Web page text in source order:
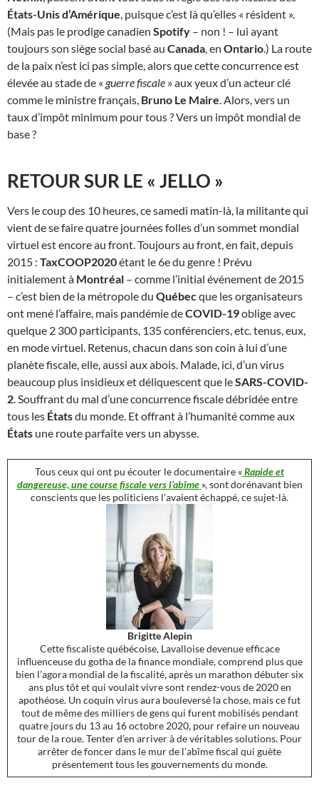
États-Unis d’Amérique, puisque c’est là qu’elles « résident ».
(Mais pas le prodige canadien Spotify – non ! – lui ayant
toujours son siège social basé au Canada, en Ontario.) La route
de la paix n’est ici pas simple, alors que cette concurrence est
élevée au stade de « guerre fiscale » aux yeux d’un acteur clé
comme le ministre français, Bruno Le Maire. Alors, vers un
taux d’impôt minimum pour tous ? Vers un impôt mondial de
base ?
RETOUR SUR LE « JELLO »
Vers le coup des 10 heures, ce samedi matin-là, la militante qui
vient de se faire quatre journées folles d’un sommet mondial
virtuel est encore au front. Toujours au front, en fait, depuis
2015 : TaxCOOP2020étant le 6e du genre ! Prévu
initialement à Montréal – comme l’initial événement de 2015
– c’est bien de la métropole du Québecque les organisateurs
ont mené l’affaire, mais pandémie deCOVID-19oblige avec
quelque 2 300 participants, 135 conférenciers, etc. tenus, eux,
en mode virtuel. Retenus, chacun dans son coin à lui d’une
planète fiscale, elle, aussi aux abois. Malade, ici, d’un virus
beaucoup plus insidieux et déliquescent que leSARS-COVID-
2. Souffrant du mal d’une concurrence fiscale débridée entre
tous les Étatsdu monde. Et offrant à l’humanité comme aux
États une route parfaite vers un abysse.
Tous ceux qui ont pu écouter le documentaire «Rapide et
dangereuse, une course fiscale vers l’abîme », sont dorénavant bien
conscients que les politiciens l’avaient échappé, ce sujet-là.
Brigitte Alepin
Cette fiscaliste québécoise, Lavalloise devenue efficace
influenceuse du gotha de la finance mondiale, comprend plus que
bien l’agora mondial de la fiscalité, après un marathon débuter six
ans plus tôt et qui voulait vivre sont rendez-vous de 2020 en
apothéose. Un coquin virus aura bouleversé la chose, mais ce fut
tout de même des milliers de gens qui furent mobilisés pendant
quatre jours du 13 au 16 octobre 2020, pour refaire un nouveau
tour de la roue. Tenter d’en arriver à de véritables solutions. Pour
arrêter de foncer dans le mur de l’abîme fiscal qui guète
présentement tous les gouvernements du monde.